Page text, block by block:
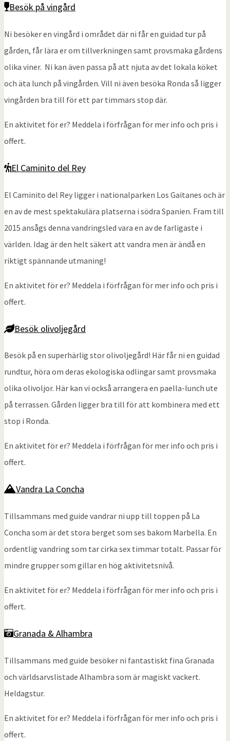
Besök på vingård
Ni besöker en vingård i området där ni får en guidad tur på
gården, får lära er om tillverkningen samt provsmaka gårdens
olika viner. Ni kan även passa på att njuta av det lokala köket
och äta lunch på vingården. Vill ni även besöka Ronda så ligger
vingården bra till för ett par timmars stop där.
En aktivitet för er? Meddela i förfrågan för mer info och pris i
offert.
El Caminito del Rey
El Caminito del Rey ligger i nationalparken Los Gaitanes och är
en av de mest spektakulära platserna i södra Spanien. Fram till
2015 ansågs denna vandringsled vara en av de farligaste i
världen. Idag är den helt säkert att vandra men är ändå en
riktigt spännande utmaning!
En aktivitet för er? Meddela i förfrågan för mer info och pris i
offert.
Besök olivoljegård
Besök på en superhärlig stor olivoljegård! Här får ni en guidad
rundtur, höra om deras ekologiska odlingar samt provsmaka
olika olivoljor. Här kan vi också arrangera en paella-lunch ute
på terrassen. Gården ligger bra till för att kombinera med ett
stop i Ronda.
En aktivitet för er? Meddela i förfrågan för mer info och pris i
offert.
Vandra La Concha
Tillsammans med guide vandrar ni upp till toppen på La
Concha som är det stora berget som ses bakom Marbella. En
ordentlig vandring som tar cirka sex timmar totalt. Passar för
mindre grupper som gillar en hög aktivitetsnivå.
En aktivitet för er? Meddela i förfrågan för mer info och pris i
offert.
Granada & Alhambra
Tillsammans med guide besöker ni fantastiskt fina Granada
och världsarvslistade Alhambra som är magiskt vackert.
Heldagstur.
En aktivitet för er? Meddela i förfrågan för mer info och pris i
offert.